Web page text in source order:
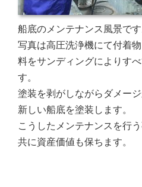
船底のメンテナンス風景です
写真は高圧洗浄機にて付着
料をサンディングによりす
す。
塗装を剥がしながらダメー
新しい船底を塗装します。
こうしたメンテナンスを行
共に資産価値も保ちます。